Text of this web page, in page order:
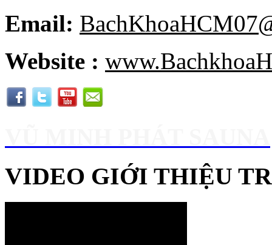
Email:
Website :
VIDEO GIỚI THIỆU